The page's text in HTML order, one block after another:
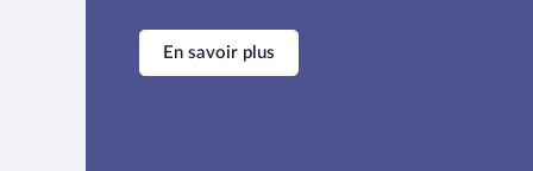
En savoir plus